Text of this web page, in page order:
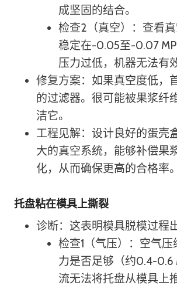
成坚固的结合。
检查2（真空）：查看
稳定在-0.05至-0.07
压力过低，机器无法有
修复方案：如果真空度低，
的过滤器。很可能被果浆纤
洁它。
工程见解：设计良好的蛋壳
大的真空系统，能够补偿果
化，从而确保更高的合格率。
托盘粘在模具上撕裂
诊断：这表明模具脱模过程
检查1（气压）：空气
力是否足够（约0.4-0.6
流无法将托盘从模具上